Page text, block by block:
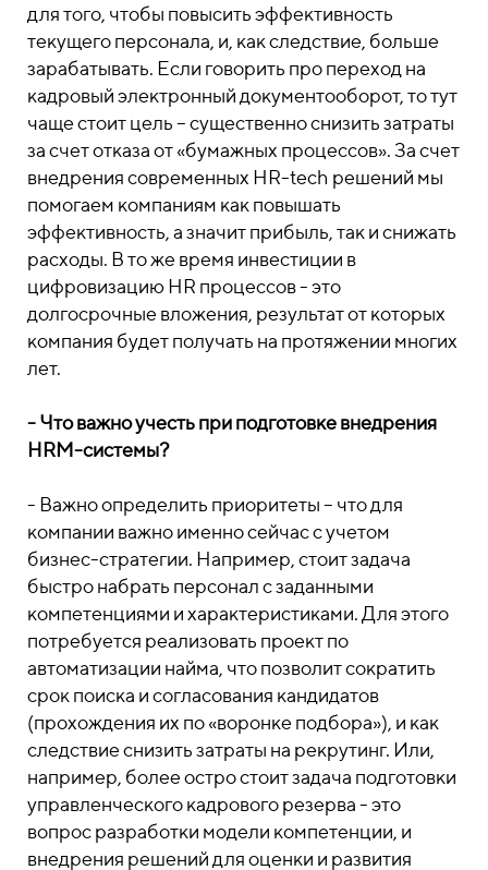
для того, чтобы повысить эффективность
текущего персонала, и, как следствие, больше
зарабатывать. Если говорить про переход на
кадровый электронный документооборот, то тут
чаще стоит цель – существенно снизить затраты
за счет отказа от «бумажных процессов». За счет
внедрения современных HR-tech решений мы
помогаем компаниям как повышать
эффективность, а значит прибыль, так и снижать
расходы. В то же время инвестиции в
цифровизацию HR процессов - это
долгосрочные вложения, результат от которых
компания будет получать на протяжении многих
лет.
- Что важно учесть при подготовке внедрения
HRM-системы?
- Важно определить приоритеты – что для
компании важно именно сейчас с учетом
бизнес-стратегии. Например, стоит задача
быстро набрать персонал с заданными
компетенциями и характеристиками. Для этого
потребуется реализовать проект по
автоматизации найма, что позволит сократить
срок поиска и согласования кандидатов
(прохождения их по «воронке подбора»), и как
следствие снизить затраты на рекрутинг. Или,
например, более остро стоит задача подготовки
управленческого кадрового резерва - это
вопрос разработки модели компетенции, и
внедрения решений для оценки и развития